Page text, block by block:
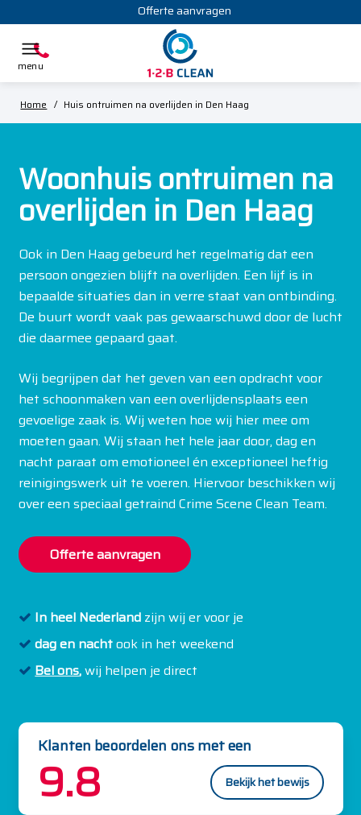
Offerte aanvragen
Home / Huis ontruimen na overlijden in Den Haag
Woonhuis ontruimen na
overlijden in Den Haag
Ook in Den Haag gebeurd het regelmatig dat een
persoon ongezien blijft na overlijden. Een lijf is in
bepaalde situaties dan in verre staat van ontbinding.
De buurt wordt vaak pas gewaarschuwd door de lucht
die daarmee gepaard gaat.
Wij begrijpen dat het geven van een opdracht voor
het schoonmaken van een overlijdensplaats een
gevoelige zaak is. Wij weten hoe wij hier mee om
moeten gaan. Wij staan het hele jaar door, dag en
nacht paraat om emotioneel én exceptioneel heftig
reinigingswerk uit te voeren. Hiervoor beschikken wij
over een speciaal getraind Crime Scene Clean Team.
Offerte aanvragen
In heel Nederland zijn wij er voor je
dag en nachtook in het weekend
Bel ons,wij helpen je direct
Klanten beoordelen ons met een
9.8 Bekijk het bewijs